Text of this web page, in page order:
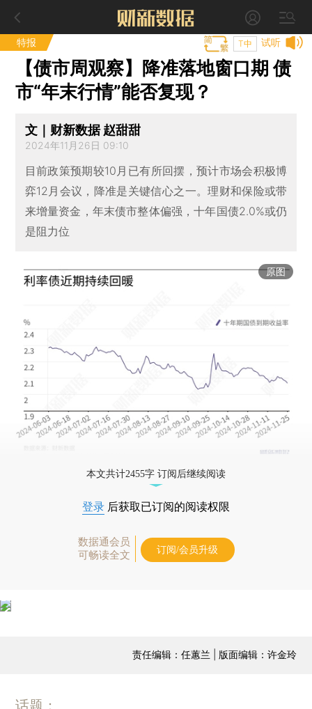
特报 试听
T中
【债市周观察】降准落地窗口期 债
市“年末行情”能否复现？
文｜财新数据 赵甜甜
2024年11月26日 09:10
目前政策预期较10月已有所回摆，预计市场会积极博
弈12月会议，降准是关键信心之一。理财和保险或带
来增量资金，年末债市整体偏强，十年国债2.0%或仍
是阻力位
原图
本文共计2455字 订阅后继续阅读
登录 后获取已订阅的阅读权限
数据通会员
可畅读全文
订阅/会员升级
责任编辑：任蕙兰 | 版面编辑：许金玲